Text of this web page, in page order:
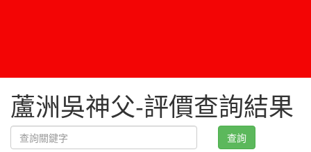
蘆洲吳神父-評價查詢結果
查詢